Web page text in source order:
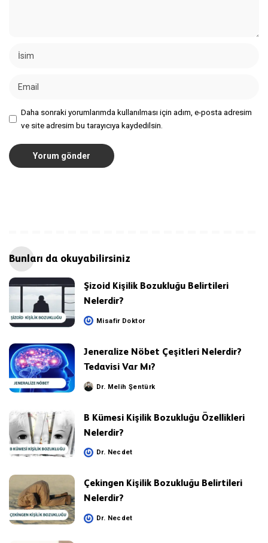
Daha sonraki yorumlarımda kullanılması için adım, e-posta adresim
ve site adresim bu tarayıcıya kaydedilsin.
Bunları da okuyabilirsiniz
Şizoid Kişilik Bozukluğu Belirtileri
Nelerdir?
PostedMisafir Doktor
Jeneralize Nöbet Çeşitleri Nelerdir?
Tedavisi Var Mı?
PostedDr. Melih Şentürk
B Kümesi Kişilik Bozukluğu Özellikleri
Nelerdir?
PostedDr. Necdet
Çekingen Kişilik Bozukluğu Belirtileri
Nelerdir?
PostedDr. Necdet